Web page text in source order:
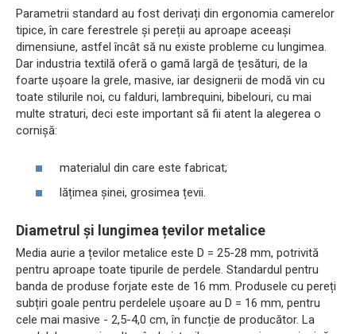
Parametrii standard au fost derivați din ergonomia camerelor
tipice, în care ferestrele și pereții au aproape aceeași
dimensiune, astfel încât să nu existe probleme cu lungimea.
Dar industria textilă oferă o gamă largă de țesături, de la
foarte ușoare la grele, masive, iar designerii de modă vin cu
toate stilurile noi, cu falduri, lambrequini, bibelouri, cu mai
multe straturi, deci este important să fii atent la alegerea o
cornișă:
materialul din care este fabricat;
lățimea șinei, grosimea țevii.
Diametrul și lungimea țevilor metalice
Media aurie a țevilor metalice este D = 25-28 mm, potrivită
pentru aproape toate tipurile de perdele. Standardul pentru
banda de produse forjate este de 16 mm. Produsele cu pereți
subțiri goale pentru perdelele ușoare au D = 16 mm, pentru
cele mai masive - 2,5-4,0 cm, în funcție de producător. La